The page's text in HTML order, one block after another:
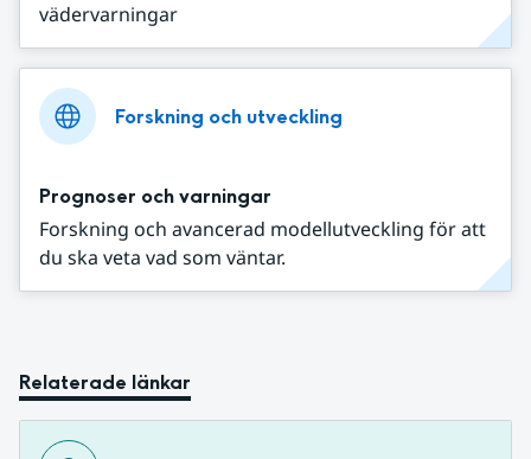
vädervarningar
Forskning och utveckling
Prognoser och varningar
Forskning och avancerad modellutveckling för att
du ska veta vad som väntar.
Relaterade länkar